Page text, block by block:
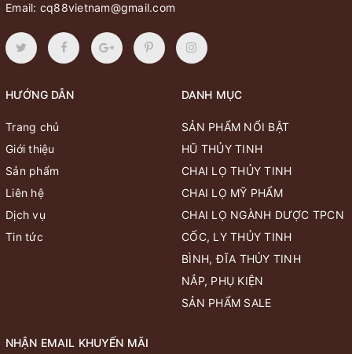
Email: cq88vietnam@gmail.com
HƯỚNG DẪN
Trang chủ
Giới thiệu
Sản phẩm
Liên hệ
Dịch vụ
Tin tức
DANH MỤC
SẢN PHẨM NỔI BẬT
HŨ THỦY TINH
CHAI LỌ THỦY TINH
CHAI LỌ MỸ PHẨM
CHAI LỌ NGÀNH DƯỢC TPCN
CỐC, LY THỦY TINH
BÌNH, ĐĨA THỦY TINH
NẮP, PHỤ KIỆN
SẢN PHẨM SALE
NHẬN EMAIL KHUYẾN MÃI